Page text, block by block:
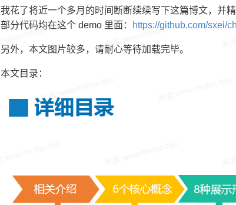
我花了将近一个多月的时间断断续续写下这篇博文，并
部分代码均在这个 demo 里面：
https://github.com/sxei/
另外，本文图片较多，请耐心等待加载完毕。
本文目录：